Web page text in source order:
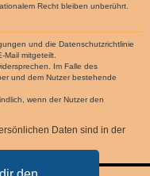
Recht bleiben unberührt.
und die Datenschutzrichtlinie
mitgeteilt.
Im Falle des
und dem Nutzer bestehende
wenn der Nutzer den
Daten sind in der